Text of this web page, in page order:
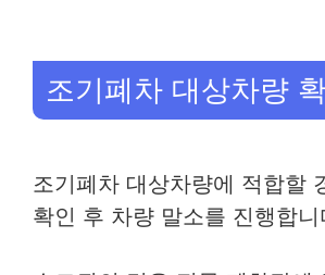
조기폐차 대상차량
조기폐차 대상차량에 적합할
확인 후 차량 말소를 진행합니